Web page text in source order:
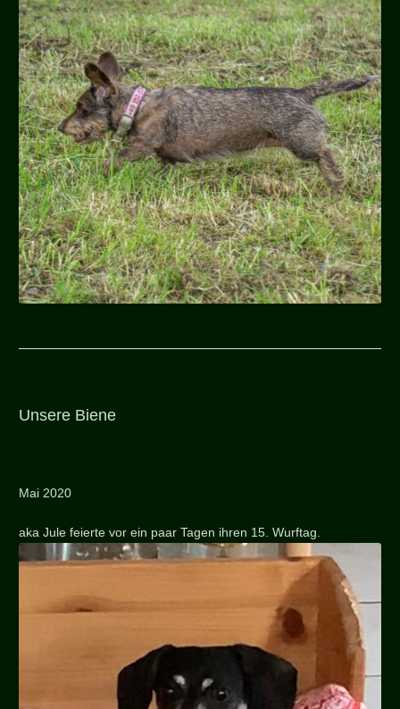
Unsere Biene
Mai 2020
aka Jule feierte vor ein paar Tagen ihren 15. Wurftag.